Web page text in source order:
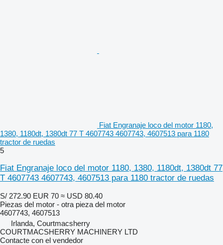
Fiat Engranaje loco del motor 1180,
1380, 1180dt, 1380dt 77 T 4607743 4607743, 4607513 para 1180
tractor de ruedas
5
Fiat Engranaje loco del motor 1180, 1380, 1180dt, 1380dt 77
T 4607743 4607743, 4607513 para 1180 tractor de ruedas
S/ 272.90 EUR 70 ≈ USD 80.40
Piezas del motor - otra pieza del motor
4607743, 4607513
Irlanda, Courtmacsherry
COURTMACSHERRY MACHINERY LTD
Contacte con el vendedor